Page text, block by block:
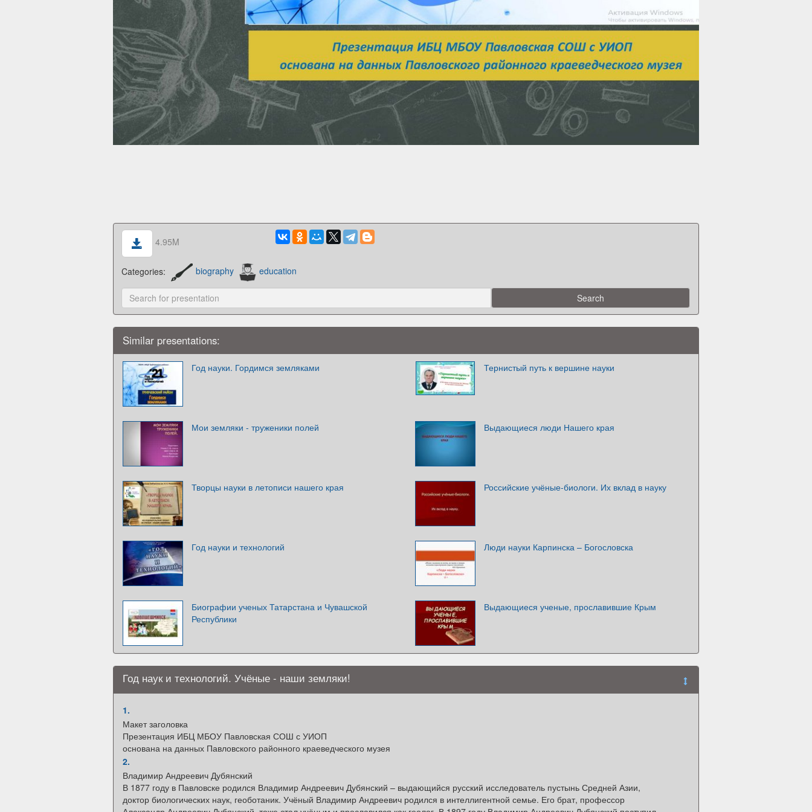
4.95M
Categories: biography education
Similar presentations:
Год науки. Гордимся земляками Тернистый путь к вершине науки
Мои земляки - труженики полей Выдающиеся люди Нашего края
Творцы науки в летописи нашего края Российские учёные-биологи. Их вклад в науку
Год науки и технологий Люди науки Карпинска – Богословска
Биографии ученых Татарстана и Чувашской
Республики
Выдающиеся ученые, прославившие Крым
Год наук и технологий. Учёные - наши земляки!
1.
Макет заголовка
Презентация ИБЦ МБОУ Павловская СОШ с УИОП
основана на данных Павловского районного краеведческого музея
2.
Владимир Андреевич Дубянский
В 1877 году в Павловске родился Владимир Андреевич Дубянский – выдающийся русский исследователь пустынь Средней Азии,
доктор биологических наук, геоботаник. Учёный Владимир Андреевич родился в интеллигентной семье. Его брат, профессор